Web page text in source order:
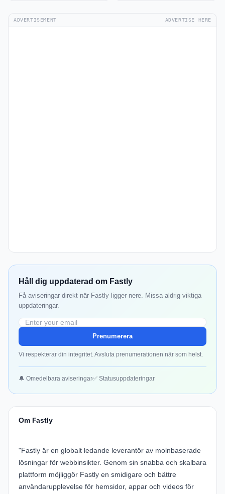
ADVERTISEMENT ADVERTISE HERE
Håll dig uppdaterad om Fastly
Få aviseringar direkt när Fastly ligger nere. Missa aldrig viktiga
uppdateringar.
Prenumerera
Vi respekterar din integritet. Avsluta prenumerationen när som helst.
🔔 Omedelbara aviseringar✅ Statusuppdateringar
Om Fastly
"Fastly är en globalt ledande leverantör av molnbaserade
lösningar för webbinsikter. Genom sin snabba och skalbara
plattform möjliggör Fastly en smidigare och bättre
användarupplevelse för hemsidor, appar och videos för